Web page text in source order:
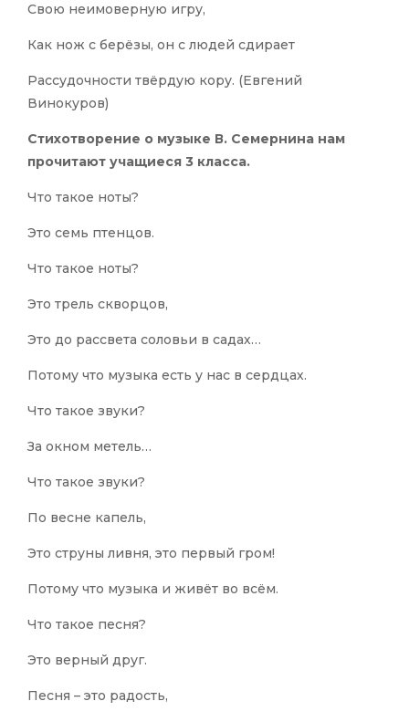
Свою неимоверную игру,
Как нож с берёзы, он с людей сдирает
Рассудочности твёрдую кору. (Евгений
Винокуров)
Стихотворение о музыке В. Семернина нам
прочитают учащиеся 3 класса.
Что такое ноты?
Это семь птенцов.
Что такое ноты?
Это трель скворцов,
Это до рассвета соловьи в садах…
Потому что музыка есть у нас в сердцах.
Что такое звуки?
За окном метель…
Что такое звуки?
По весне капель,
Это струны ливня, это первый гром!
Потому что музыка и живёт во всём.
Что такое песня?
Это верный друг.
Песня – это радость,